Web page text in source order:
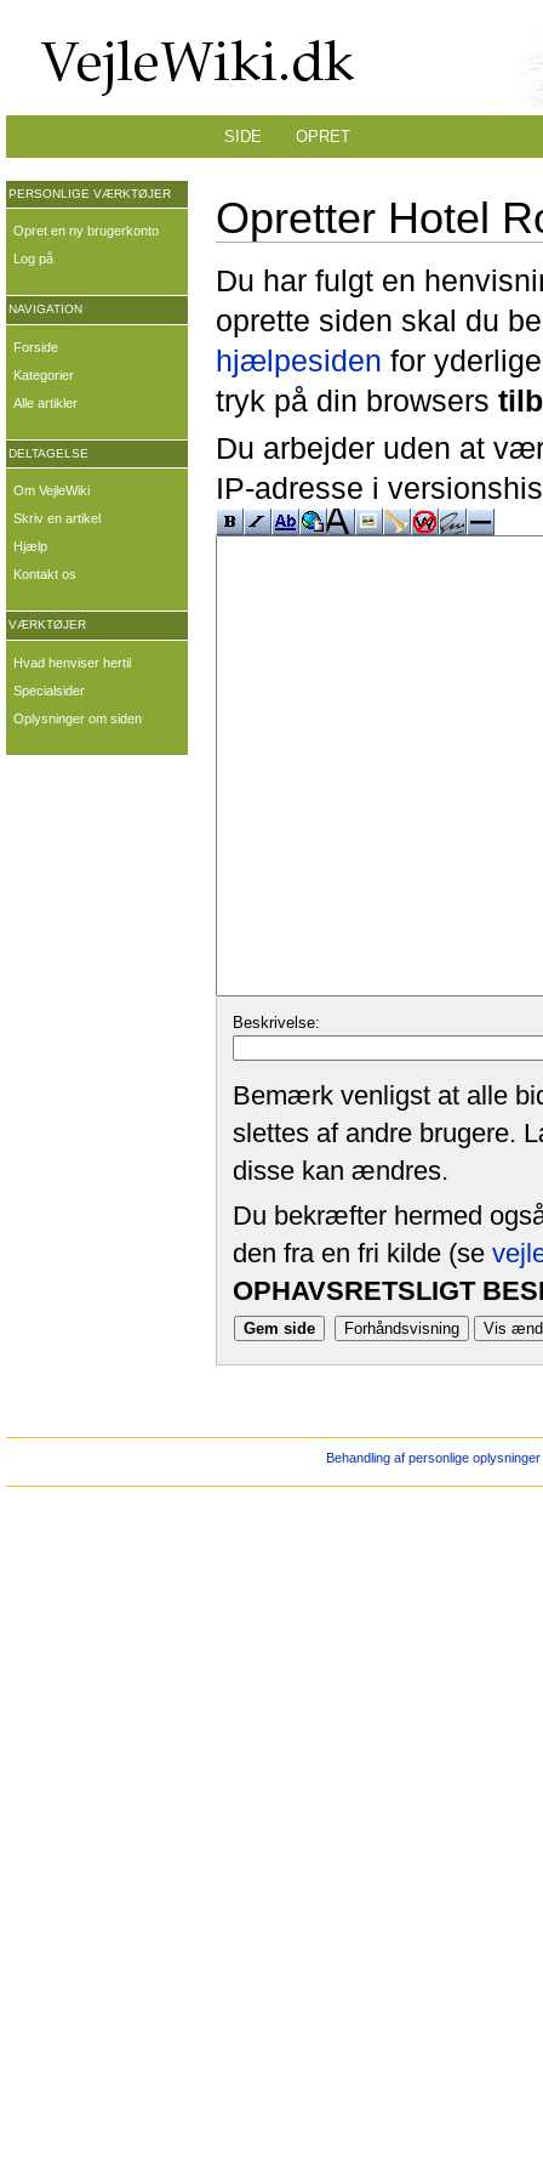
Opretter Hotel
Du har fulgt en
oprette siden skal du
hjælpesiden for
tryk på din browsers
Du arbejder uden at
IP-adresse i
Beskrivelse:
Bemærk venligst at alle
slettes af andre brugere.
disse kan ændres.
Du bekræfter hermed
den fra en fri kilde (se
OPHAVSRETSLIGT
SIDE OPRET
PERSONLIGE VÆRKTØJER
Opret en ny brugerkonto
Log på
NAVIGATION
Forside
Kategorier
Alle artikler
DELTAGELSE
Om VejleWiki
Skriv en artikel
Hjælp
Kontakt os
VÆRKTØJER
Hvad henviser hertil
Specialsider
Oplysninger om siden
Behandling af personlige oplysninger